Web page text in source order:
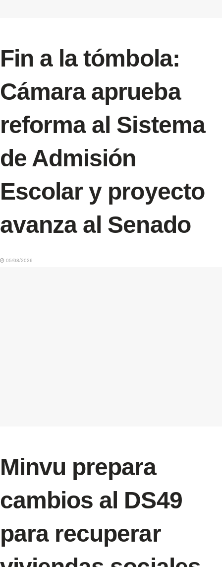
Fin a la tómbola:
Cámara aprueba
reforma al Sistema
de Admisión
Escolar y proyecto
avanza al Senado
05/08/2026
Minvu prepara
cambios al DS49
para recuperar